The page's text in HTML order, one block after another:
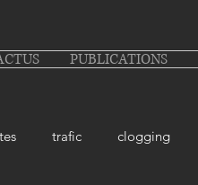
PUBLICATIONS
trafic clogging